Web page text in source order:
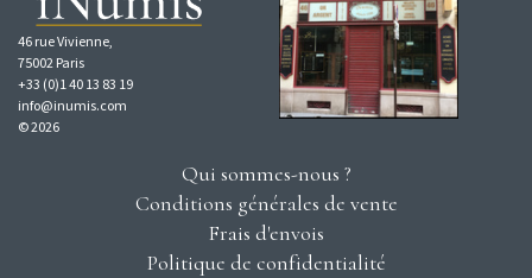
46 rue Vivienne,
75002 Paris
+33 (0)1 40 13 83 19
info@inumis.com
© 2026
Qui sommes-nous ?
Conditions générales de vente
Frais d'envois
Politique de confidentialité